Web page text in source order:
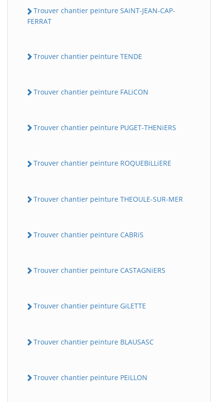
Trouver chantier peinture SAiNT-JEAN-CAP-
FERRAT
Trouver chantier peinture TENDE
Trouver chantier peinture FALiCON
Trouver chantier peinture PUGET-THENiERS
Trouver chantier peinture ROQUEBiLLiERE
Trouver chantier peinture THEOULE-SUR-MER
Trouver chantier peinture CABRiS
Trouver chantier peinture CASTAGNiERS
Trouver chantier peinture GiLETTE
Trouver chantier peinture BLAUSASC
Trouver chantier peinture PEiLLON